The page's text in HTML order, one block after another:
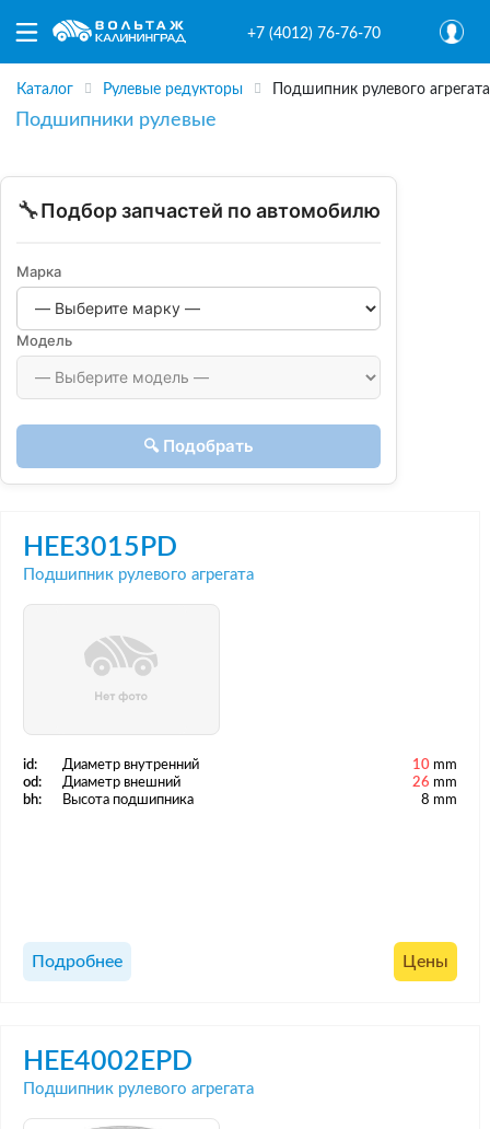
+7 (4012) 76-76-70
Каталог Рулевые редукторы Подшипник рулевого агрегата
Подшипники рулевые
🔧Подбор запчастей по автомобилю
Марка
Модель
🔍 Подобрать
HEE3015PD
Подшипник рулевого агрегата
id: Диаметр внутренний 10 mm
od:
Диаметр внешний 26 mm
bh:
Высота подшипника 8 mm
Подробнее Цены
HEE4002EPD
Подшипник рулевого агрегата